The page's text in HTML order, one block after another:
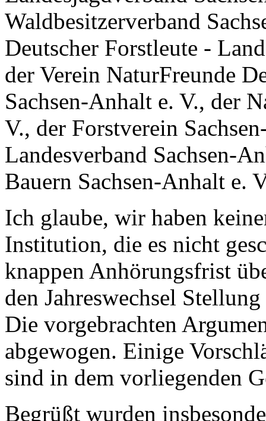
Waldbesitzerverband
Deutscher Forstleute -
der Verein NaturFreunde
Sachsen-Anhalt e. V., der
V., der Forstverein
Landesverband Sachsen-
Bauern Sachsen-Anhalt e.
Ich glaube, wir haben
Institution, die es nicht
knappen Anhörungsfrist
den Jahreswechsel
Die vorgebrachten
abgewogen. Einige
sind in dem vorliegenden
Begrüßt wurden